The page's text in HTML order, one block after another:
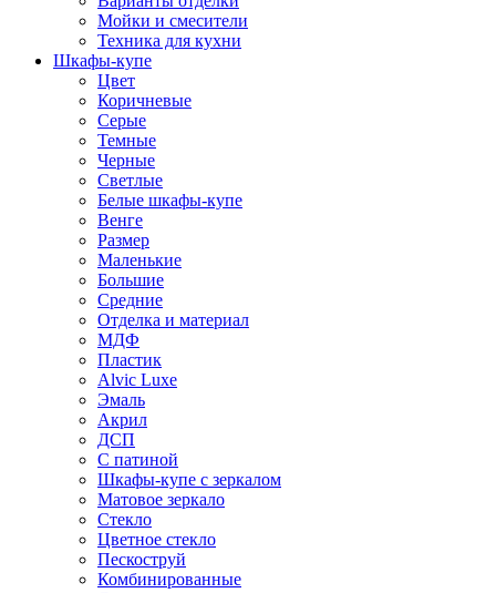
Мойки и смесители
Техника для кухни
Шкафы-купе
Цвет
Коричневые
Серые
Темные
Черные
Светлые
Белые шкафы-купе
Венге
Размер
Маленькие
Большие
Средние
Отделка и материал
МДФ
Пластик
Alvic Luxe
Эмаль
Акрил
ДСП
С патиной
Шкафы-купе с зеркалом
Матовое зеркало
Стекло
Цветное стекло
Пескоструй
Комбинированные